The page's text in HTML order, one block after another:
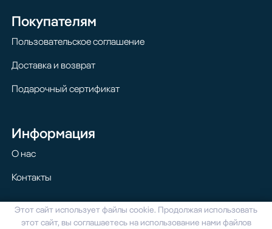
Покупателям
Пользовательское соглашение
Доставка и возврат
Подарочный сертификат
Информация
О нас
Контакты
© 2024 Homilton. Все права защищены
Этот сайт использует файлы cookie. Продолжая использовать
этот сайт, вы соглашаетесь на использование нами файлов